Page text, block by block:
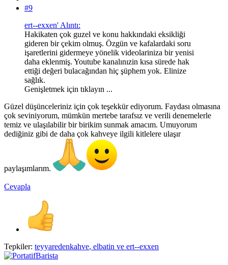
#9
ert--exxen' Alıntı:
Hakikaten çok guzel ve konu hakkındaki eksikliği
gideren bir çekim olmuş. Özgün ve kafalardaki soru
işaretlerini gidermeye yönelik videolariniza bir yenisi
daha eklenmiş. Youtube kanalınızin kısa sürede hak
ettiği değeri bulacağından hiç şüphem yok. Elinize
sağlık.
Genişletmek için tıklayın ...
Güzel düşünceleriniz için çok teşekkür ediyorum. Faydası olmasına
çok seviniyorum, mümkün mertebe tarafsız ve verili denemelerle
temiz ve ulaşılabilir bir birikim sunmak amacım. Umuyorum
dediğiniz gibi de daha çok kahveye ilgili kitlelere ulaşır
paylaşımlarım.
Cevapla
Tepkiler: teyyaredenkahve, elbatin ve ert--exxen